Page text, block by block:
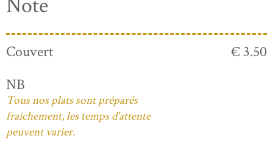
Note
Couvert
€ 3.50
NB
Tous nos plats sont préparés
fraîchement, les temps d'attente
peuvent varier.